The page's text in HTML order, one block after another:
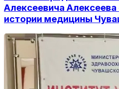
Алексеевича
истории медицины